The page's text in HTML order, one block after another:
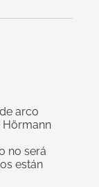
arco
Hörmann
no será
están